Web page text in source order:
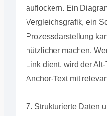
auflockern. Ein
Vergleichsgrafik, ein
Prozessdarstellung
nützlicher machen.
Link dient, wird der
Anchor-Text mit
7. Strukturierte Daten